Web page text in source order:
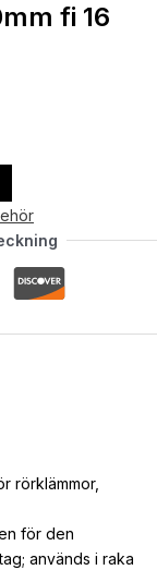
fi 16
rörklämmor,
för den
används i raka